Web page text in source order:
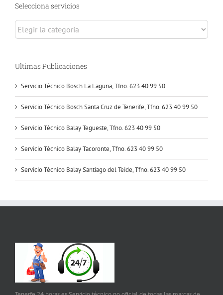
Selecciona servicios
Selecciona
servicios
Ultimas Publicaciones
Servicio Técnico Bosch La Laguna, Tfno. 623 40 99 50
Servicio Técnico Bosch Santa Cruz de Tenerife, Tfno. 623 40 99 50
Servicio Técnico Balay Tegueste, Tfno. 623 40 99 50
Servicio Técnico Balay Tacoronte, Tfno. 623 40 99 50
Servicio Técnico Balay Santiago del Teide, Tfno. 623 40 99 50